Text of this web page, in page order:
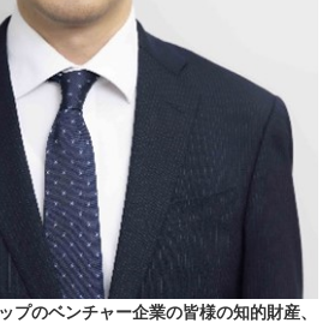
プのベンチャー企業の皆様の知的財産、